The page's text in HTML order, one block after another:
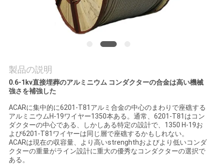
絡
し
な
さ
い
製品の説明
0.6-1kv直接埋葬のアルミニウム コンダクターの合金は高い機械
強さを補強した
ACARに集中的に6201-T81アルミ合金の中心のまわりで座礁する
アルミニウムH-19ワイヤー1350本ある。通常、6201-T81はコン
ダクターの中心である、しかしある特定の設計で、1350 H-19お
よび6201-T81ワイヤーは同じ層で座礁するかもしれない。
ACARは現在の収容量、より高いstrenghthおよびより低いコンダ
クターの重量がライン設計に重大の優秀なコンダクターの選択で
ある。